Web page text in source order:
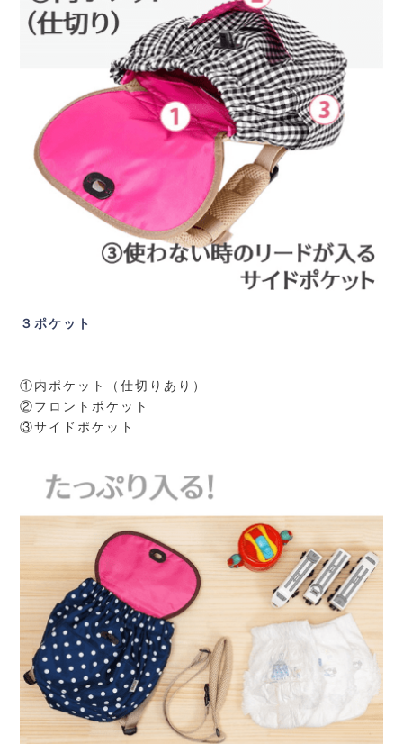
３ポケット
①内ポケット（仕切りあり）
②フロントポケット
③サイドポケット